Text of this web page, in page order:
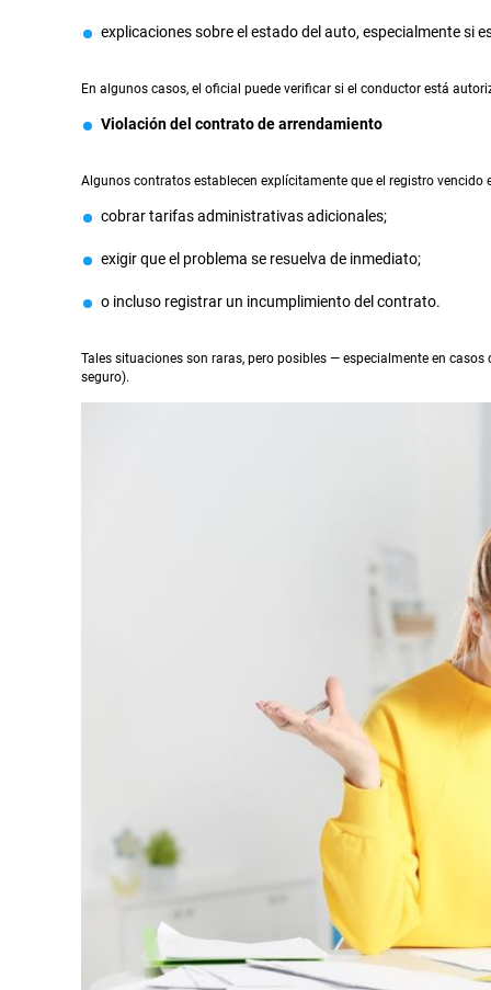
explicaciones sobre el estado del auto, especialmente si
En algunos casos, el oficial puede verificar si el conductor está
Violación del contrato de arrendamiento
Algunos contratos establecen explícitamente que el registro
cobrar tarifas administrativas adicionales;
exigir que el problema se resuelva de inmediato;
o incluso registrar un incumplimiento del contrato.
Tales situaciones son raras, pero posibles — especialmente en
seguro).